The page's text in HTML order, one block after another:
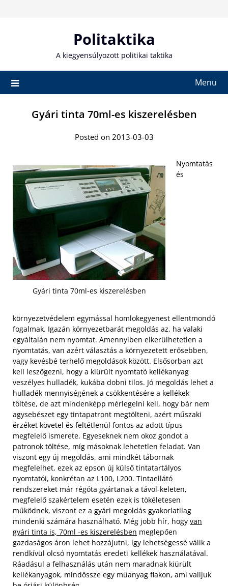
Politaktika
A kiegyensúlyozott politikai taktika
Menu
Gyári tinta 70ml-es kiszerelésben
Posted on 2013-03-03
Gyári tinta 70ml-es kiszerelésben
Nyomtatás
és
környezetvédelem egymással homlokegyenest ellentmondó
fogalmak. Igazán környezetbarát megoldás az, ha valaki
egyáltalán nem nyomtat. Amennyiben elkerülhetetlen a
nyomtatás, van azért választás a környezetett erősebben,
vagy kevésbé terhelő megoldások között. Elsősorban azt
kell leszögezni, hogy a kiürült nyomtató kellékanyag
veszélyes hulladék, kukába dobni tilos. Jó megoldás lehet a
hulladék mennyiségének a csökkentésére a kellékek
töltése, de azt mindenképp mérlegelni kell, hogy bár nem
agysebészet egy tintapatront megtölteni, azért műszaki
érzéket követel és feltétlenül fontos az adott típus
megfelelő ismerete. Egyeseknek nem okoz gondot a
patronok töltése, míg másoknak lehetetlen feladat. Van
viszont egy új megoldás, ami mindkét tábornak
megfelelhet, ezek az epson új külső tintatartályos
nyomtatói, konkrétan az L100, L200. Tintaellátó
rendszereket már régóta gyártanak a távol-keleten,
megfelelő szakértelem esetén ezek is tökéletesen
működnek, viszont ez a gyári megoldás gyakorlatilag
mindenki számára használható. Még jobb hír, hogy van
gyári tinta is, 70ml -es kiszerelésben meglepően
gazdaságos áron lehet hozzájutni, így lehetségessé válik a
rendkívül olcsó nyomtatás eredeti kellékek használatával.
Ráadásul a felhasználás után nem maradnak kiürült
kellékanyagok, mindössze egy műanyag flakon, ami valljuk